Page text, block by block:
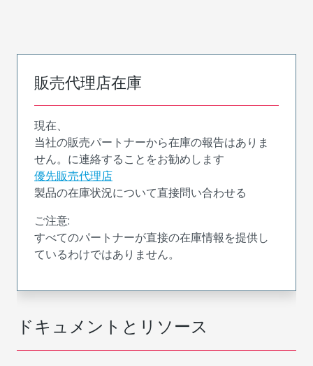
ドキュメントとリソース
販売代理店在庫
現在、
当社の販売パートナーから在庫の報告はありま
せん。に連絡することをお勧めします
優先販売代理店
製品の在庫状況について直接問い合わせる
ご注意:
すべてのパートナーが直接の在庫情報を提供し
ているわけではありません。